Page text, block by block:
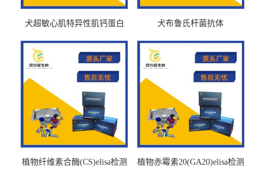
犬超敏心肌特异性肌钙蛋白
犬布鲁氏杆菌抗体
植物纤维素合酶(CS)elisa检测
植物赤霉素20(GA20)elisa检测